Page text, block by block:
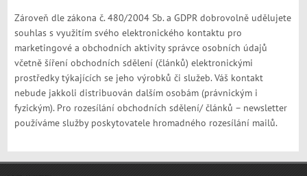
Zároveň dle zákona č. 480/2004 Sb. a GDPR dobrovolně udělujete
souhlas s využitím svého elektronického kontaktu pro
marketingové a obchodních aktivity správce osobních údajů
včetně šíření obchodních sdělení (článků) elektronickými
prostředky týkajících se jeho výrobků či služeb. Váš kontakt
nebude jakkoli distribuován dalším osobám (právnickým i
fyzickým). Pro rozesílání obchodních sdělení/ článků – newsletter
používáme služby poskytovatele hromadného rozesílání mailů.